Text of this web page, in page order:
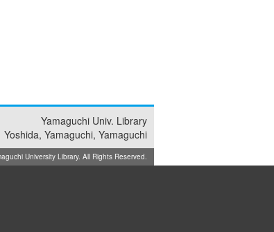
Yamaguchi Univ. Library
Yamaguchi, Yamaguchi
University Library. All Rights Reserved.